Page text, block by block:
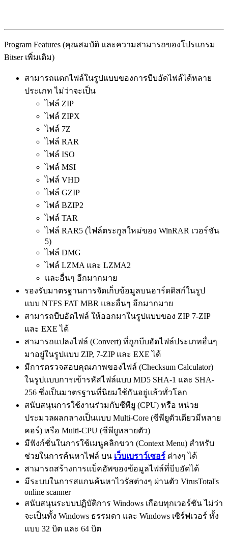
Program Features (คุณสมบัติ และความสามารถของโปรแกรม
Bitser เพิ่มเติม)
สามารถแตกไฟล์ในรูปแบบของการบีบอัดไฟล์ได้หลาย
ประเภท ไม่ว่าจะเป็น
ไฟล์ ZIP
ไฟล์ ZIPX
ไฟล์ 7Z
ไฟล์ RAR
ไฟล์ ISO
ไฟล์ MSI
ไฟล์ VHD
ไฟล์ GZIP
ไฟล์ BZIP2
ไฟล์ TAR
ไฟล์ RAR5 (ไฟล์ตระกูลใหม่ของ WinRAR เวอร์ชัน
5)
ไฟล์ DMG
ไฟล์ LZMA และ LZMA2
และอื่นๆ อีกมากมาย
รองรับมาตรฐานการจัดเก็บข้อมูลบนฮาร์ดดิสก์ในรูป
แบบ NTFS FAT MBR และอื่นๆ อีกมากมาย
สามารถบีบอัดไฟล์ ให้ออกมาในรูปแบบของ ZIP 7-ZIP
และ EXE ได้
สามารถแปลงไฟล์ (Convert) ที่ถูกบีบอัดไฟล์ประเภทอื่นๆ
มาอยู่ในรูปแบบ ZIP, 7-ZIP และ EXE ได้
มีการตรวจสอบคุณภาพของไฟล์ (Checksum Calculator)
ในรูปแบบการเข้ารหัสไฟล์แบบ MD5 SHA-1 และ SHA-
256 ซึ่งเป็นมาตรฐานที่นิยมใช้กันอยู่แล้วทั่วโลก
สนับสนุนการใช้งานร่วมกับซีพียู (CPU) หรือ หน่วย
ประมวลผลกลางเป็นแบบ Multi-Core (ซีพียูตัวเดียวมีหลาย
คอร์) หรือ Multi-CPU (ซีพียูหลายตัว)
มีฟังก์ชั่นในการใช้เมนูคลิกขวา (Context Menu) สำหรับ
ช่วยในการค้นหาไฟล์ บน เว็บเบราว์เซอร์ ต่างๆ ได้
สามารถสร้างการแบ็คอัพของข้อมูลไฟล์ที่บีบอัดได้
มีระบบในการสแกนค้นหาไวรัสต่างๆ ผ่านตัว VirusTotal's
online scanner
สนับสนุนระบบปฏิบัติการ Windows เกือบทุกเวอร์ชัน ไม่ว่า
จะเป็นทั้ง Windows ธรรมดา และ Windows เซิร์ฟเวอร์ ทั้ง
แบบ 32 บิต และ 64 บิต